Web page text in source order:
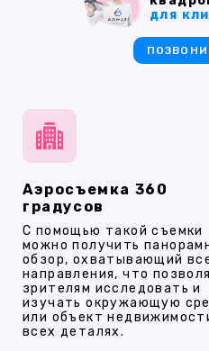
Аэросъемка 360
градусов
С помощью такой съемки
можно получить
обзор, охватывающий
направления, что
зрителям исследовать и
изучать окружающую
или объект
всех деталях.
для